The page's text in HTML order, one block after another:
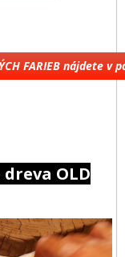
FARIEB nájdete
OLD